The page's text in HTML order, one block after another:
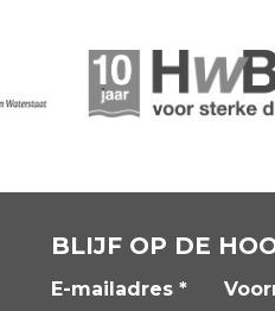
BLIJF OP DE
E-mailadres *